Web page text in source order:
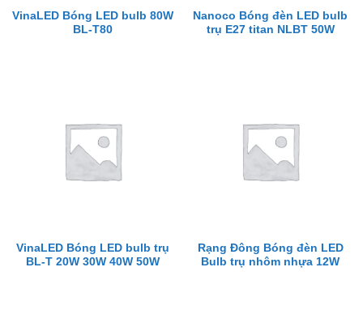
VinaLED Bóng LED bulb 80W
BL-T80
Nanoco Bóng đèn LED bulb
trụ E27 titan NLBT 50W
VinaLED Bóng LED bulb trụ
BL-T 20W 30W 40W 50W
Rạng Đông Bóng đèn LED
Bulb trụ nhôm nhựa 12W